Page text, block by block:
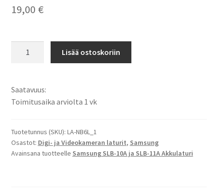
19,00 €
11A
Akkulaturi
Ion
akuille
/
Lisää ostoskoriin
Saatavuus:
Toimitusaika arviolta 1 vk
Tuotetunnus (SKU): LA-NB6L_1
Osastot: Digi- ja Videokameran laturit, Samsung
Avainsana tuotteelle Samsung SLB-10A ja SLB-11A Akkulaturi